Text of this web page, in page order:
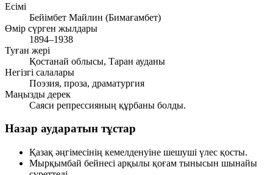
Есімі
Бейімбет Майлин (Бимағамбет)
Өмір сүрген жылдары
1894–1938
Туған жері
Қостанай облысы, Таран ауданы
Негізгі салалары
Поэзия, проза, драматургия
Маңызды дерек
Саяси репрессияның құрбаны болды.
Назар аударатын тұстар
Қазақ әңгімесінің кемелденуіне шешуші үлес қосты.
Мырқымбай бейнесі арқылы қоғам тынысын шынайы